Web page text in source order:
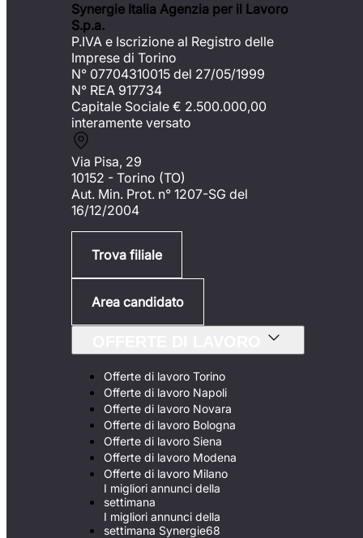
Synergie Italia Agenzia per il Lavoro
S.p.a.
P.IVA e Iscrizione al Registro delle
Imprese di Torino
N° 07704310015 del 27/05/1999
N° REA 917734
Capitale Sociale € 2.500.000,00
interamente versato
Via Pisa, 29
10152 - Torino (TO)
Aut. Min. Prot. n° 1207-SG del
16/12/2004
Trova filiale
Area candidato
Offerte di lavoro Torino
Offerte di lavoro Napoli
Offerte di lavoro Novara
Offerte di lavoro Bologna
Offerte di lavoro Siena
Offerte di lavoro Modena
Offerte di lavoro Milano
I migliori annunci della
settimana
I migliori annunci della
settimana Synergie68